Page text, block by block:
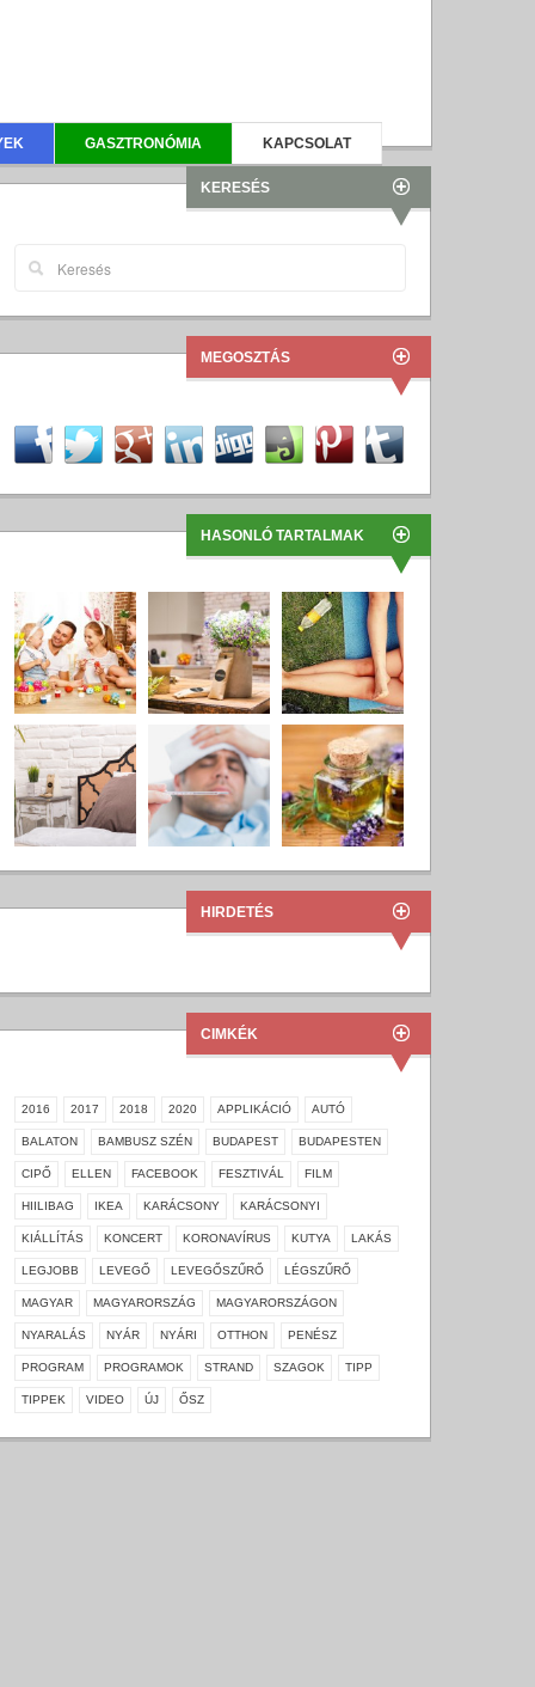
GASZTRONÓMIA KAPCSOLAT
KERESÉS
MEGOSZTÁS
HASONLÓ TARTALMAK
HIRDETÉS
CIMKÉK
2016 2017 2018 2020 APPLIKÁCIÓ AUTÓ
BALATON BAMBUSZ SZÉN BUDAPEST BUDAPESTEN
CIPŐ ELLEN FACEBOOK FESZTIVÁL FILM
HIILIBAG IKEA KARÁCSONY KARÁCSONYI
KIÁLLÍTÁS KONCERT KORONAVÍRUS KUTYA LAKÁS
LEGJOBB LEVEGŐ LEVEGŐSZŰRŐ LÉGSZŰRŐ
MAGYAR MAGYARORSZÁG MAGYARORSZÁGON
NYARALÁS NYÁR NYÁRI OTTHON PENÉSZ
PROGRAM PROGRAMOK STRAND SZAGOK TIPP
TIPPEK VIDEO ÚJ ŐSZ